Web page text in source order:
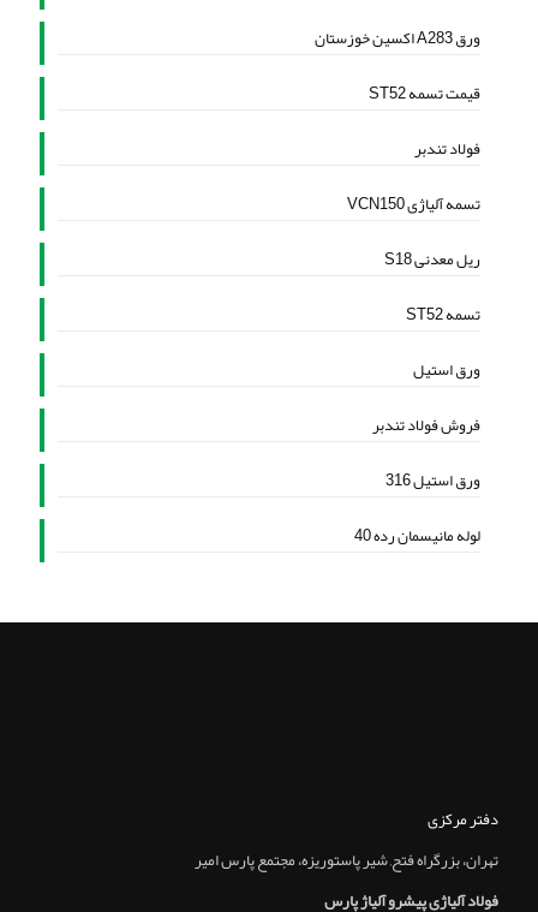
ورق A283 اکسین خوزستان
قیمت تسمه ST52
فولاد تندبر
تسمه آلیاژی VCN150
ریل معدنی S18
تسمه ST52
ورق استیل
فروش فولاد تندبر
ورق استیل 316
لوله مانیسمان رده 40
دفتر مرکزی
تهران، بزرگراه فتح, شير پاستوريزه، مجتمع پارس امير
فولاد آلیاژی پیشرو آلیاژ پارس